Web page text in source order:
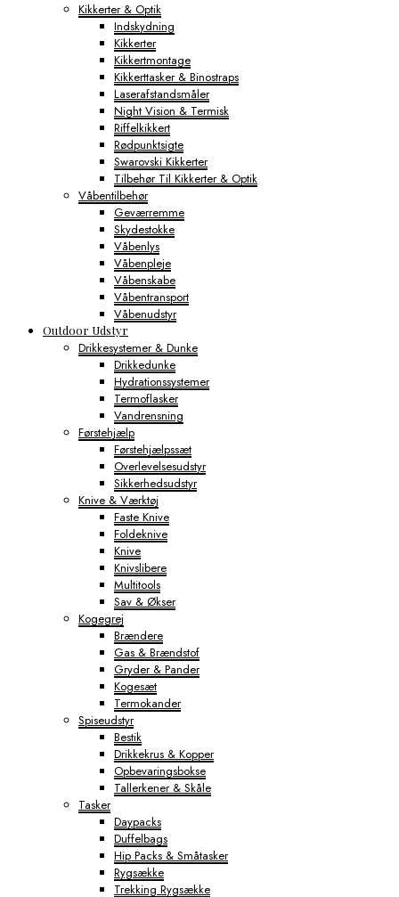
Kikkerter & Optik
Indskydning
Kikkerter
Kikkertmontage
Kikkerttasker & Binostraps
Laserafstandsmåler
Night Vision & Termisk
Riffelkikkert
Rødpunktsigte
Swarovski Kikkerter
Tilbehør Til Kikkerter & Optik
Våbentilbehør
Geværremme
Skydestokke
Våbenlys
Våbenpleje
Våbenskabe
Våbentransport
Våbenudstyr
Outdoor Udstyr
Drikkesystemer & Dunke
Drikkedunke
Hydrationssystemer
Termoflasker
Vandrensning
Førstehjælp
Førstehjælpssæt
Overlevelsesudstyr
Sikkerhedsudstyr
Knive & Værktøj
Faste Knive
Foldeknive
Knive
Knivslibere
Multitools
Sav & Økser
Kogegrej
Brændere
Gas & Brændstof
Gryder & Pander
Kogesæt
Termokander
Spiseudstyr
Bestik
Drikkekrus & Kopper
Opbevaringsbokse
Tallerkener & Skåle
Tasker
Daypacks
Duffelbags
Hip Packs & Småtasker
Rygsække
Trekking Rygsække